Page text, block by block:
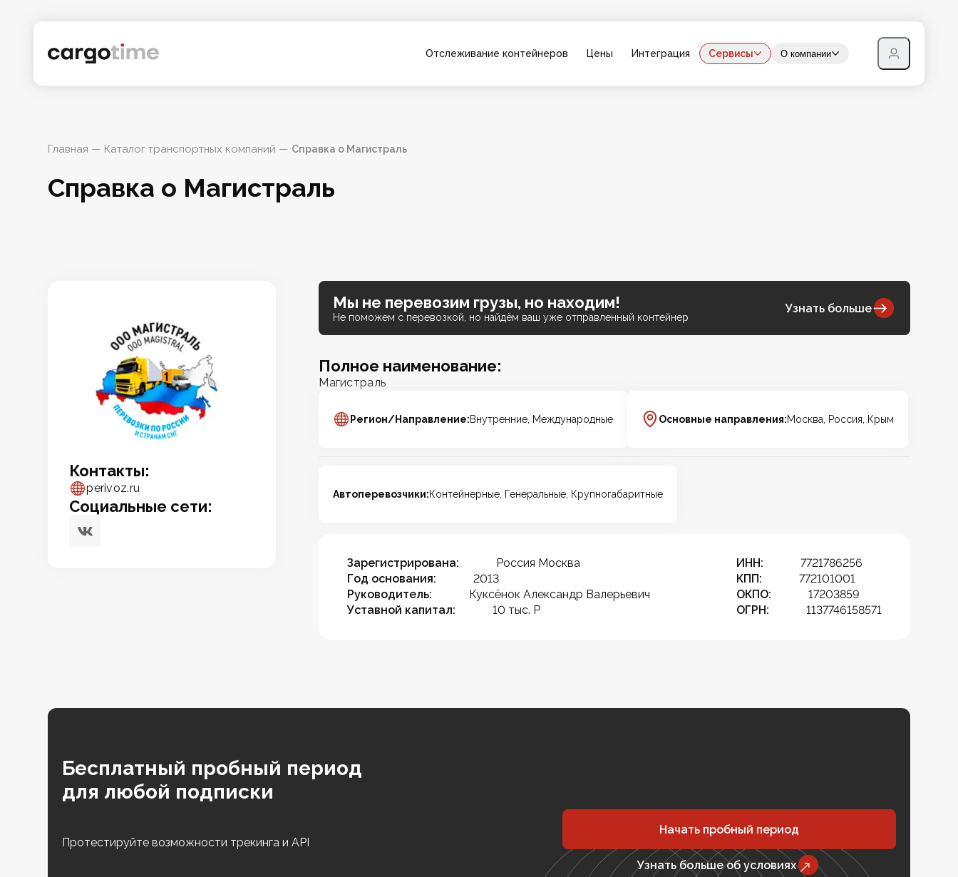
Отслеживание контейнеров Цены Интеграция Сервисы О компании
Главная — Каталог транспортных компаний — Справка о Магистраль
Справка о Магистраль
Контакты:
perivoz.ru
Социальные сети:
Мы не перевозим грузы, но находим!
Не поможем с перевозкой, но найдём ваш уже отправленный контейнер
Узнать больше
Полное наименование:
Магистраль
Регион/Направление:Внутренние, Международные Основные направления:Москва, Россия, Крым
Автоперевозчики:Контейнерные, Генеральные, Крупногабаритные
Зарегистрирована:
Россия Москва
Год основания:
2013
Руководитель:
Куксёнок Александр Валерьевич
Уставной капитал:
10 тыс. Р
ИНН:
7721786256
КПП:
772101001
ОКПО:
17203859
ОГРН:
1137746158571
Бесплатный пробный период
для любой подписки
Протестируйте возможности трекинга и API
Начать пробный период
Узнать больше об условиях